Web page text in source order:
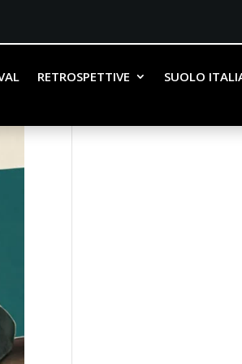
RETROSPETTIVE SUOLO